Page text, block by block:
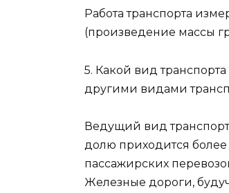
Работа транспорта
(произведение массы
5. Какой вид
другими видами
Ведущий вид
долю приходится более
пассажирских
Железные дороги,